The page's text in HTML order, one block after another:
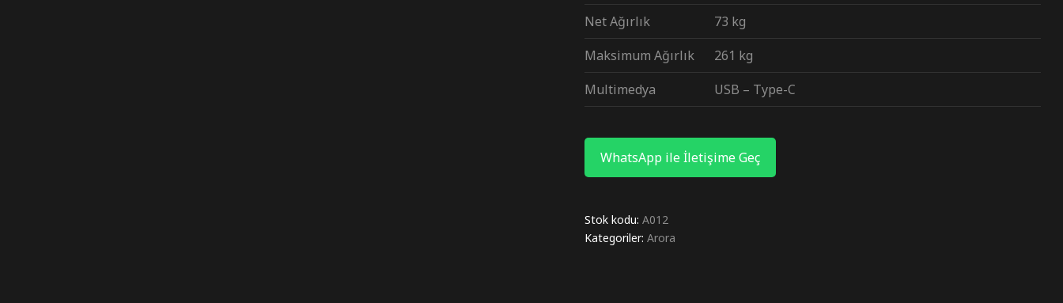
Net Ağırlık
73 kg
Maksimum Ağırlık
261 kg
Multimedya
USB – Type-C
WhatsApp ile İletişime Geç
Stok kodu:A012
Kategoriler:Arora